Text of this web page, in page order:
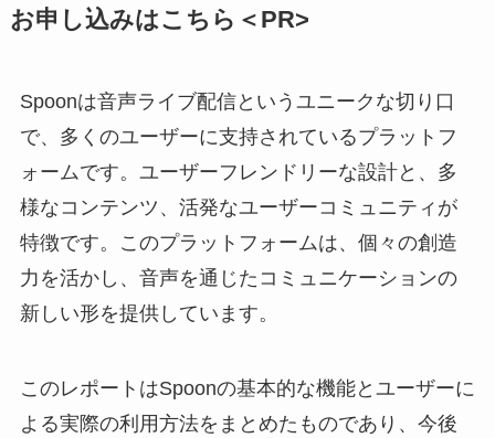
お申し込みはこちら＜PR>
Spoonは音声ライブ配信というユニークな切り口
で、多くのユーザーに支持されているプラットフ
ォームです。ユーザーフレンドリーな設計と、多
様なコンテンツ、活発なユーザーコミュニティが
特徴です。このプラットフォームは、個々の創造
力を活かし、音声を通じたコミュニケーションの
新しい形を提供しています。
このレポートはSpoonの基本的な機能とユーザーに
よる実際の利用方法をまとめたものであり、今後